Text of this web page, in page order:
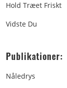
Hold Træet Friskt
Vidste Du
Publikationer:
Nåledrys